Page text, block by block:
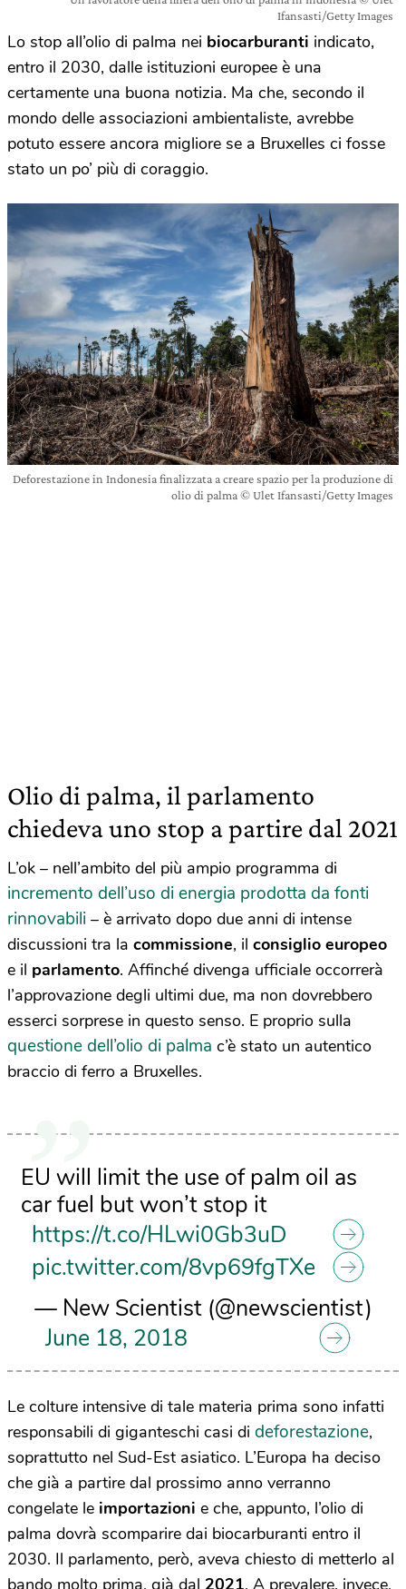
Ifansasti/Getty Images
Lo stop all’olio di palma nei biocarburanti indicato,
entro il 2030, dalle istituzioni europee è una
certamente una buona notizia. Ma che, secondo il
mondo delle associazioni ambientaliste, avrebbe
potuto essere ancora migliore se a Bruxelles ci fosse
stato un po’ più di coraggio.
Deforestazione in Indonesia finalizzata a creare spazio per la produzione di
olio di palma © Ulet Ifansasti/Getty Images
Olio di palma, il parlamento
chiedeva uno stop a partire dal 2021
L’ok – nell’ambito del più ampio programma di
incremento dell’uso di energia prodotta da fonti
rinnovabili – è arrivato dopo due anni di intense
discussioni tra la commissione, il consiglio europeo
e il parlamento. Affinché divenga ufficiale occorrerà
l’approvazione degli ultimi due, ma non dovrebbero
esserci sorprese in questo senso. E proprio sulla
questione dell’olio di palma c’è stato un autentico
braccio di ferro a Bruxelles.
EU will limit the use of palm oil as
car fuel but won’t stop it
https://t.co/HLwi0Gb3uD
pic.twitter.com/8vp69fgTXe
— New Scientist (@newscientist)
June 18, 2018
Le colture intensive di tale materia prima sono infatti
responsabili di giganteschi casi di deforestazione,
soprattutto nel Sud-Est asiatico. L’Europa ha deciso
che già a partire dal prossimo anno verranno
congelate le importazioni e che, appunto, l’olio di
palma dovrà scomparire dai biocarburanti entro il
2030. Il parlamento, però, aveva chiesto di metterlo al